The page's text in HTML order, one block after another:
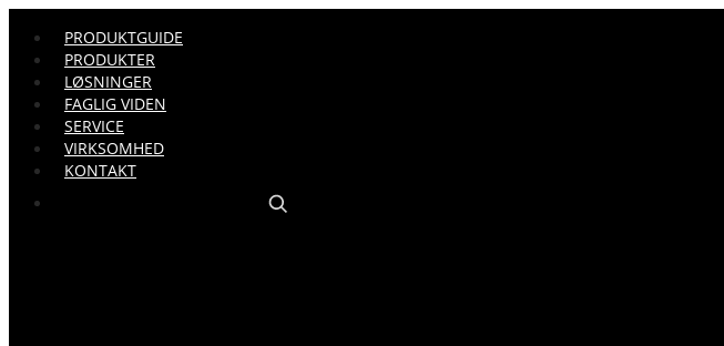
PRODUKTGUIDE
PRODUKTER
LØSNINGER
FAGLIG VIDEN
SERVICE
VIRKSOMHED
KONTAKT